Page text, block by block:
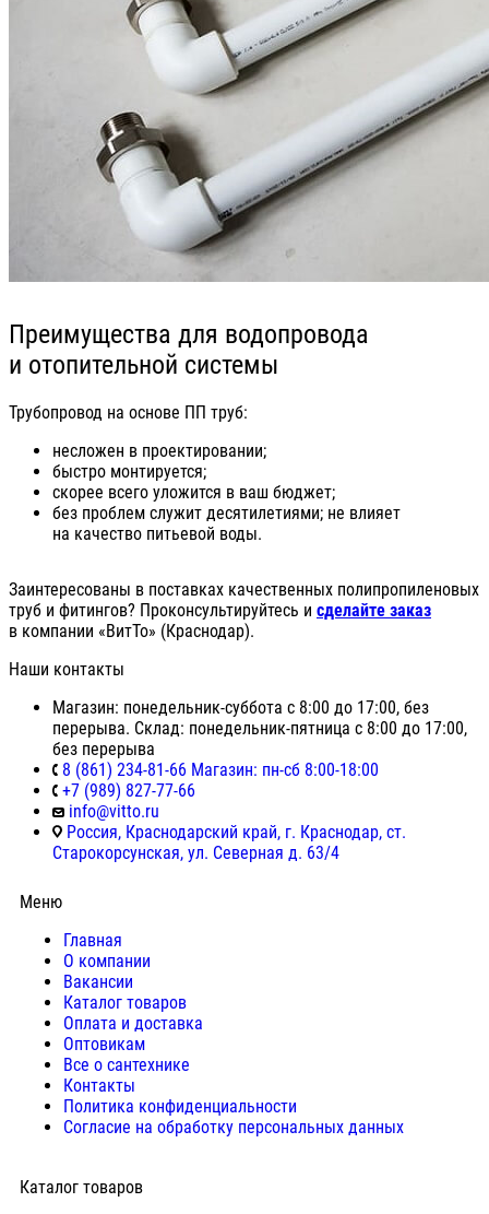
Преимущества для водопровода
и отопительной системы
Трубопровод на основе ПП труб:
несложен в проектировании;
быстро монтируется;
скорее всего уложится в ваш бюджет;
без проблем служит десятилетиями; не влияет
на качество питьевой воды.
Заинтересованы в поставках качественных полипропиленовых
труб и фитингов? Проконсультируйтесь и сделайте заказ
в компании «ВитТо» (Краснодар).
Наши контакты
Магазин: понедельник-суббота с 8:00 до 17:00, без
перерыва. Склад: понедельник-пятница с 8:00 до 17:00,
без перерыва
8 (861) 234-81-66 Магазин: пн-сб 8:00-18:00
+7 (989) 827-77-66
info@vitto.ru
Россия, Краснодарский край, г. Краснодар, ст.
Старокорсунская, ул. Северная д. 63/4
Меню
Главная
О компании
Вакансии
Каталог товаров
Оплата и доставка
Оптовикам
Все о сантехнике
Контакты
Политика конфиденциальности
Согласие на обработку персональных данных
Каталог товаров